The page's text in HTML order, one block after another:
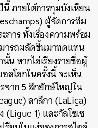
ภายใต้การกุมบังเหียน
ผู้จัดการทีม
การ ทั้งเรื่องความพร้อม
ารถผลัดขึ้นมาทดแทน
น หากไล่เรียงรายชื่อผู้
ลโลกในครั้งนี้ จะเห็น
จาก 5 ลีกยักษ์ใหญ่ใน
ลาลีกา (LaLiga)
(Ligue 1) และกัลโชเซ